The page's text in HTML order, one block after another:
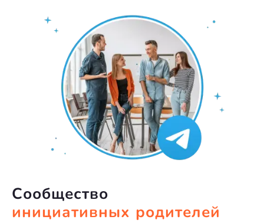
Сообщество
инициативных родителей